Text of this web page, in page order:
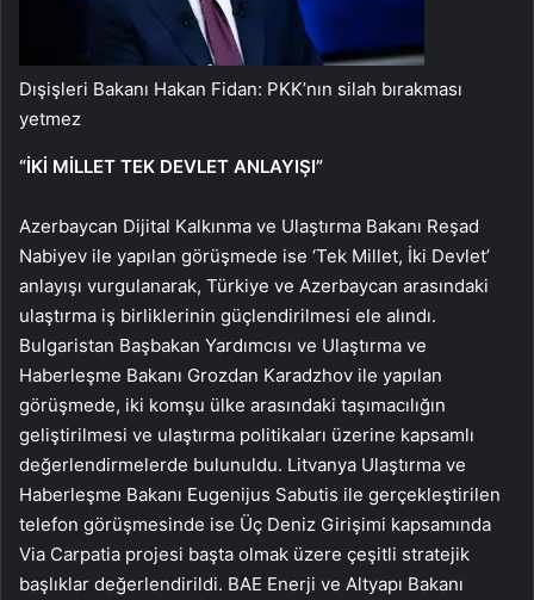
Dışişleri Bakanı Hakan Fidan: PKK’nın silah bırakması
yetmez
“İKİ MİLLET TEK DEVLET ANLAYIŞI”
Azerbaycan Dijital Kalkınma ve Ulaştırma Bakanı Reşad
Nabiyev ile yapılan görüşmede ise ‘Tek Millet, İki Devlet’
anlayışı vurgulanarak, Türkiye ve Azerbaycan arasındaki
ulaştırma iş birliklerinin güçlendirilmesi ele alındı.
Bulgaristan Başbakan Yardımcısı ve Ulaştırma ve
Haberleşme Bakanı Grozdan Karadzhov ile yapılan
görüşmede, iki komşu ülke arasındaki taşımacılığın
geliştirilmesi ve ulaştırma politikaları üzerine kapsamlı
değerlendirmelerde bulunuldu. Litvanya Ulaştırma ve
Haberleşme Bakanı Eugenijus Sabutis ile gerçekleştirilen
telefon görüşmesinde ise Üç Deniz Girişimi kapsamında
Via Carpatia projesi başta olmak üzere çeşitli stratejik
başlıklar değerlendirildi. BAE Enerji ve Altyapı Bakanı